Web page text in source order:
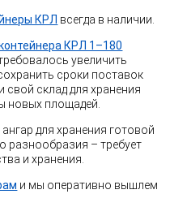
КРЛ всегда в наличии.
КРЛ 1–180
увеличить
сроки поставок
склад для хранения
новых площадей.
для хранения готовой
разнообразия – требует
и хранения.
и мы оперативно вышлем